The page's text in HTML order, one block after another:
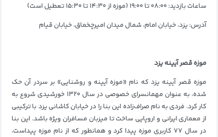
ساعات بازدید: ۰۸:۰۰ تا ۱۹:۰۰ (موزه از ۱۴:۳۰ تا ۱۵:۳۰ تعطیل است)
آدرس: یزد، خیابان امام، شمال میدان امیرچخماق، خیابان قیام
موزه‌ قصر آیینه‌ یزد
موزه قصر آیینه یزد که نام «موزه آیینه و روشنایی» بر سردر آن حک
شده، به عنوان مهمانسرای خصوصی در سال ۱۳۲۰ خورشیدی شروع به
کار کرد. فردی به نام صراف‌زاده این بنا را در خیابان کاشانی یزد با ترکیبی
از معماری ایرانی و اروپایی ساخت تا میزبان مسافران ویژه باشد. این بنا
در سال ۷۷ کاربری موزه پیدا کرد و همانطور که از نام موزه پیداست،